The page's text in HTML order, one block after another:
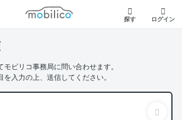
モビリコ
探す ログイン
ビリコ事務局に問い合わせます。
入力の上、送信してください。